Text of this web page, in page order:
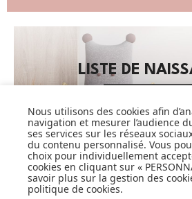
LISTE DE
Nous utilisons des cookies afin
navigation et mesurer l’audience
ses services sur les réseaux
du contenu personnalisé. Vous
choix pour individuellement
cookies en cliquant sur «
savoir plus sur la gestion des
politique de cookies.